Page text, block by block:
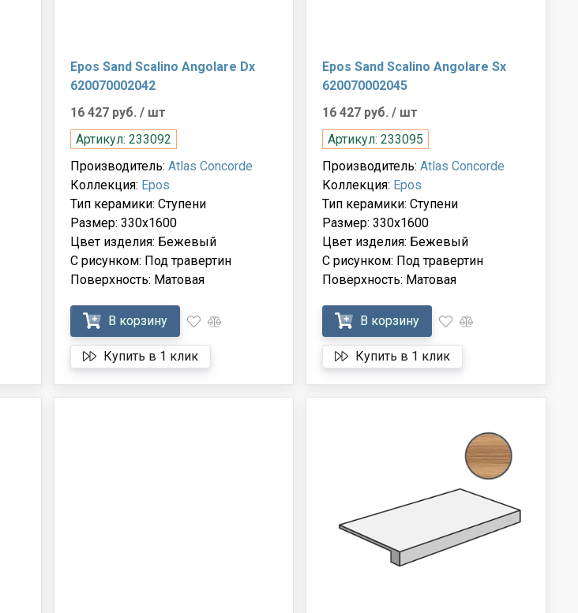
Epos Sand Scalino Angolare Dx
620070002042
16 427 руб. / шт
Артикул: 233092
Производитель: Atlas Concorde
Коллекция: Epos
Тип керамики: Ступени
Размер: 330x1600
Цвет изделия: Бежевый
С рисунком: Под травертин
Поверхность: Матовая
В корзину
Купить в 1 клик
Epos Sand Scalino Angolare Sx
620070002045
16 427 руб./ шт
Артикул: 233095
Производитель:Atlas Concorde
Коллекция: Epos
Тип керамики: Ступени
Размер: 330x1600
Цвет изделия: Бежевый
С рисунком: Под травертин
Поверхность: Матовая
В корзину
Купить в 1 клик